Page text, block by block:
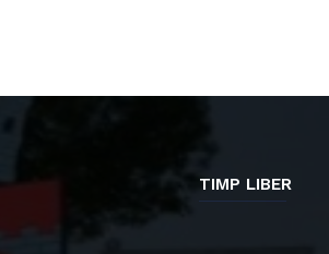
TIMP LIBER